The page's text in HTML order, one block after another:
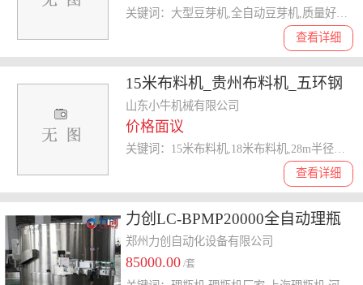
查看详细
15米布料机_贵州布料机_五环钢
筋调直设备 查看
山东小牛机械有限公司
价格面议
查看详细
力创LC-BPMP20000全自动理瓶
机
郑州力创自动化设备有限公司
85000.00 /套